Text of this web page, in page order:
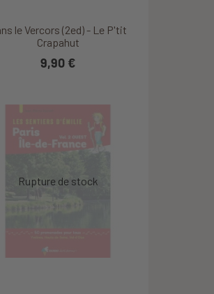
le Vercors (2ed) - Le P'tit
Crapahut
9,90 €